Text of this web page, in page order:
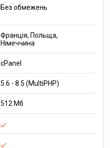
Без обмежень
Франція, Польща,
Німеччина
cPanel
5.6 - 8.5 (MultiPHP)
512 Мб